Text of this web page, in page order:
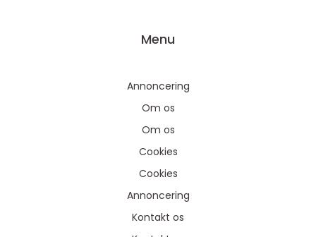
Menu
Annoncering
Om os
Om os
Cookies
Cookies
Annoncering
Kontakt os